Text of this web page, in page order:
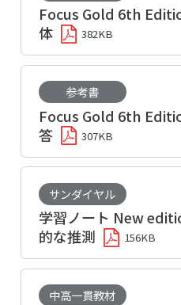
Focus Gold 6th
体
382KB
参考書
Focus Gold 6th
答
307KB
サンダイヤル
学習ノート New
的な推測
156KB
中高一貫教材